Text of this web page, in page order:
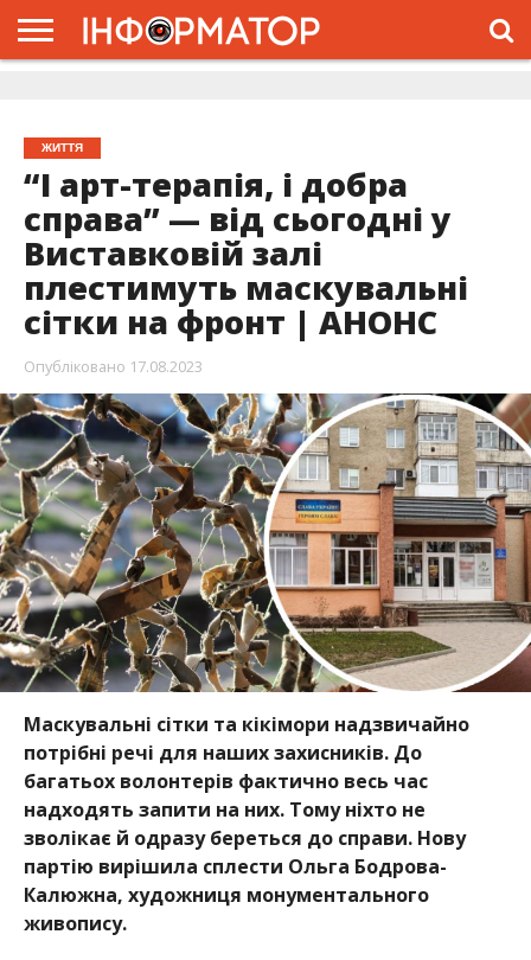
ЖИТТЯ
“І арт-терапія, і добра
справа” — від сьогодні у
Виставковій залі
плестимуть маскувальні
сітки на фронт | АНОНС
Опубліковано 17.08.2023
Маскувальні сітки та кікімори надзвичайно
потрібні речі для наших захисників. До
багатьох волонтерів фактично весь час
надходять запити на них. Тому ніхто не
зволікає й одразу береться до справи. Нову
партію вирішила сплести Ольга Бодрова-
Калюжна, художниця монументального
живопису.